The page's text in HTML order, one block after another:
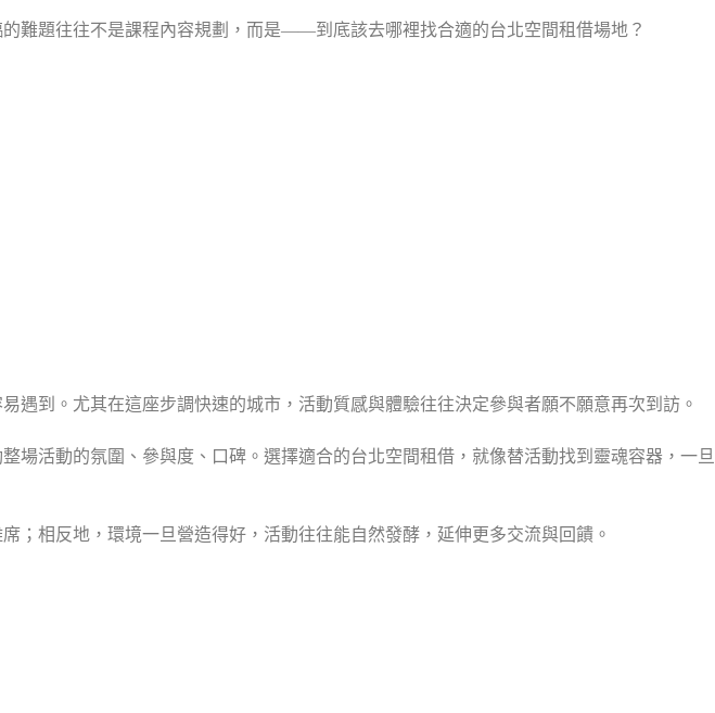
難題往往不是課程內容規劃，而是——到底該去哪裡找合適的台北空間租借場地？
到。尤其在這座步調快速的城市，活動質感與體驗往往決定參與者願不願意再次到訪。
場活動的氛圍、參與度、口碑。選擇適合的台北空間租借，就像替活動找到靈魂容器，一旦
；相反地，環境一旦營造得好，活動往往能自然發酵，延伸更多交流與回饋。